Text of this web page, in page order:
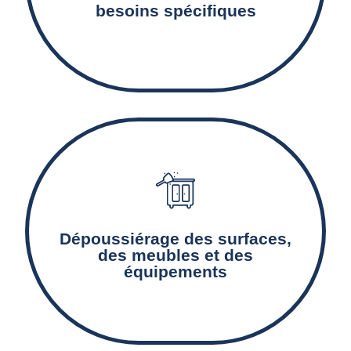
besoins spécifiques
Dépoussiérage des surfaces,
des meubles et des
équipements
particules de poussière, sources d'allergies et
de mauvaise qualité de l'air.